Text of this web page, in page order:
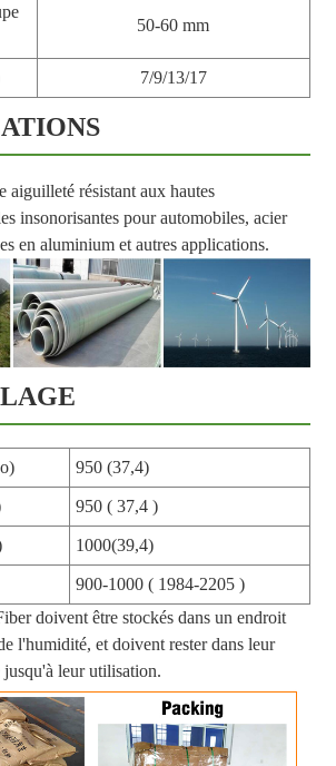
50-60 mm
7/9/13/17
aiguilleté résistant aux hautes
insonorisantes pour automobiles, acier
en aluminium et autres applications.
950 (37,4)
950 ( 37,4 )
1000(39,4)
900-1000 ( 1984-2205 )
doivent être stockés dans un endroit
l'humidité, et doivent rester dans leur
leur utilisation.